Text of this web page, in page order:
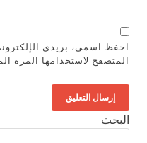
احفظ اسمي، بريدي
المتصفح لاستخدامها المرة
البحث